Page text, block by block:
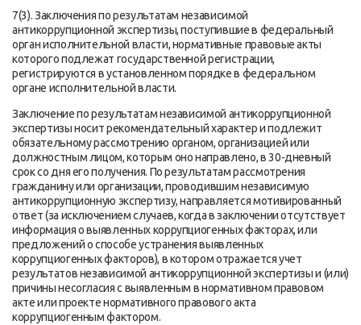
7(3). Заключения по результатам независимой
антикоррупционной экспертизы, поступившие в федеральный
орган исполнительной власти, нормативные правовые акты
которого подлежат государственной регистрации,
регистрируются в установленном порядке в федеральном
органе исполнительной власти.
Заключение по результатам независимой антикоррупционной
экспертизы носит рекомендательный характер и подлежит
обязательному рассмотрению органом, организацией или
должностным лицом, которым оно направлено, в 30-дневный
срок со дня его получения. По результатам рассмотрения
гражданину или организации, проводившим независимую
антикоррупционную экспертизу, направляется мотивированный
ответ (за исключением случаев, когда в заключении отсутствует
информация о выявленных коррупциогенных факторах, или
предложений о способе устранения выявленных
коррупциогенных факторов), в котором отражается учет
результатов независимой антикоррупционной экспертизы и (или)
причины несогласия с выявленным в нормативном правовом
акте или проекте нормативного правового акта
коррупциогенным фактором.